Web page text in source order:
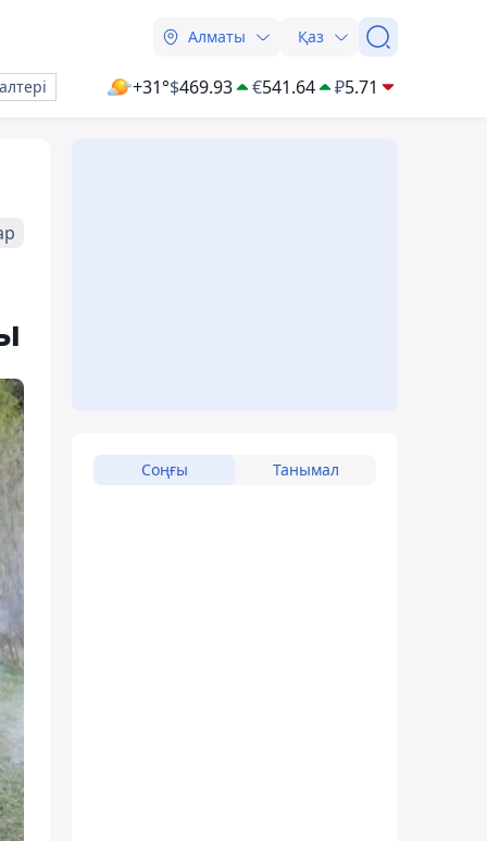
Алматы Қаз
+31°$469.93 €541.64 ₽5.71
Соңғы Танымал